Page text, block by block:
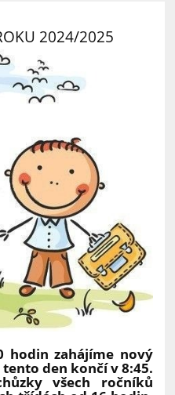
2024/2025
hodin zahájíme nový
den končí v 8:45.
všech ročníků